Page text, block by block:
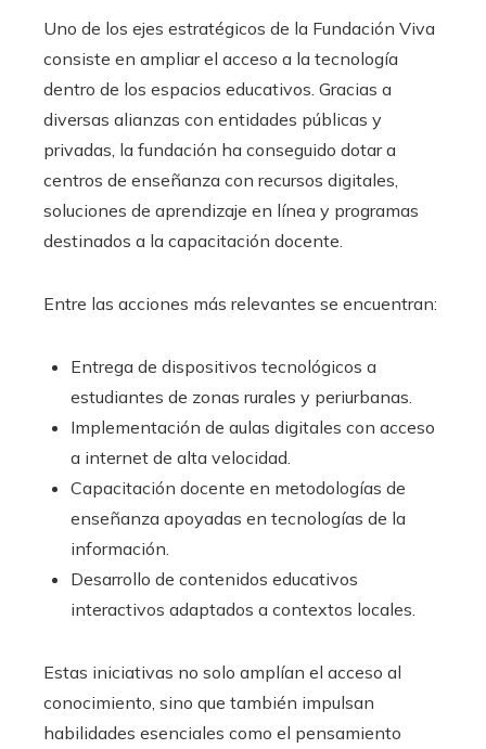
Uno de los ejes estratégicos de la Fundación Viva
consiste en ampliar el acceso a la tecnología
dentro de los espacios educativos. Gracias a
diversas alianzas con entidades públicas y
privadas, la fundación ha conseguido dotar a
centros de enseñanza con recursos digitales,
soluciones de aprendizaje en línea y programas
destinados a la capacitación docente.
Entre las acciones más relevantes se encuentran:
Entrega de dispositivos tecnológicos a
estudiantes de zonas rurales y periurbanas.
Implementación de aulas digitales con acceso
a internet de alta velocidad.
Capacitación docente en metodologías de
enseñanza apoyadas en tecnologías de la
información.
Desarrollo de contenidos educativos
interactivos adaptados a contextos locales.
Estas iniciativas no solo amplían el acceso al
conocimiento, sino que también impulsan
habilidades esenciales como el pensamiento